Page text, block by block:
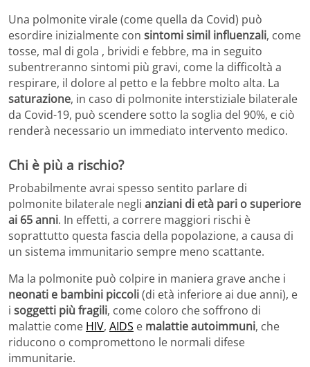
Una polmonite virale (come quella da Covid) può
esordire inizialmente con sintomi simil influenzali, come
tosse, mal di gola , brividi e febbre, ma in seguito
subentreranno sintomi più gravi, come la difficoltà a
respirare, il dolore al petto e la febbre molto alta. La
saturazione, in caso di polmonite interstiziale bilaterale
da Covid-19, può scendere sotto la soglia del 90%, e ciò
renderà necessario un immediato intervento medico.
Chi è più a rischio?
Probabilmente avrai spesso sentito parlare di
polmonite bilaterale negli anziani di età pari o superiore
ai 65 anni. In effetti, a correre maggiori rischi è
soprattutto questa fascia della popolazione, a causa di
un sistema immunitario sempre meno scattante.
Ma la polmonite può colpire in maniera grave anche i
neonati e bambini piccoli(di età inferiore ai due anni), e
i soggetti più fragili, come coloro che soffrono di
malattie come HIV, AIDS e malattie autoimmuni, che
riducono o compromettono le normali difese
immunitarie.